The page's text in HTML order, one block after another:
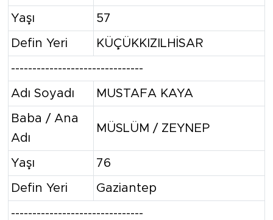
Yaşı 57
Defin Yeri KÜÇÜKKIZILHİSAR
-------------------------------
Adı Soyadı MUSTAFA KAYA
Baba / Ana
Adı
MÜSLÜM / ZEYNEP
Yaşı 76
Defin Yeri Gaziantep
-------------------------------